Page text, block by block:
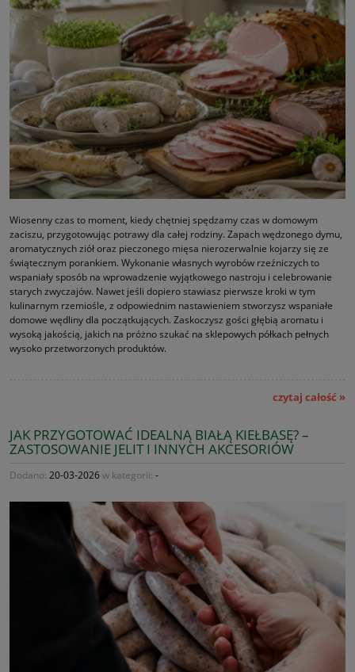
Wiosenny czas to moment, kiedy chętniej spędzamy czas w domowym
zaciszu, przygotowując potrawy dla całej rodziny. Zapach wędzonego dymu,
aromatycznych ziół oraz pieczonego mięsa nierozerwalnie kojarzy się ze
świątecznym porankiem. Wykonanie własnych wyrobów rzeźniczych to
wspaniały sposób na wprowadzenie wyjątkowego nastroju i celebrowanie
starych zwyczajów. Nawet jeśli dopiero stawiasz pierwsze kroki w tym
kulinarnym rzemiośle, z odpowiednim nastawieniem stworzysz wspaniałe
domowe wędliny dla początkujących. Zaskoczysz gości głębią aromatu i
wysoką jakością, jakich na próżno szukać na sklepowych półkach pełnych
wysoko przetworzonych produktów.
czytaj całość »
JAK PRZYGOTOWAĆ IDEALNĄ BIAŁĄ KIEŁBASĘ? –
ZASTOSOWANIE JELIT I INNYCH AKCESORIÓW
Dodano: 20-03-2026w kategorii: -